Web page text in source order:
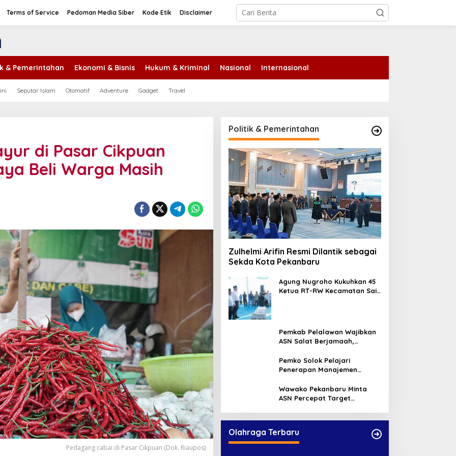
Terms of Service Pedoman Media Siber Kode Etik Disclaimer
& Pemerintahan Ekonomi & Bisnis Hukum & Kriminal Nasional Internasional
Seputar Islam Otomatif Adventure Gadget Travel
di Pasar Cikpuan
Beli Warga Masih
Pedagang cabai di Pasar Cikpuan (Dok. Riaupos)
Politik & Pemerintahan
Zulhelmi Arifin Resmi Dilantik sebagai
Sekda Kota Pekanbaru
Agung Nugroho Kukuhkan 45
Ketua RT-RW Kecamatan Sail,
Pemkab Pelalawan Wajibkan
ASN Salat Berjamaah,
Jadi Empat Kali
Pemko Solok Pelajari
Penerapan Manajemen
Wawako Pekanbaru Minta
ASN Percepat Target
Olahraga Terbaru